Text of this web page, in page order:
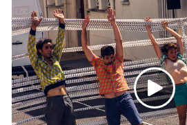
d’Elsa Guillaume, artiste
résidence pendant un mois à
de la goélette Tara. Les
croquis, de dessins et
coralliens ainsi que
propos des enjeux écologiques